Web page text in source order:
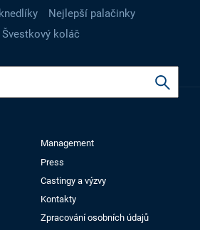
Nejlepší palačinky
Švestkový koláč
Management
Press
Castingy a výzvy
Kontakty
Zpracování osobních údajů